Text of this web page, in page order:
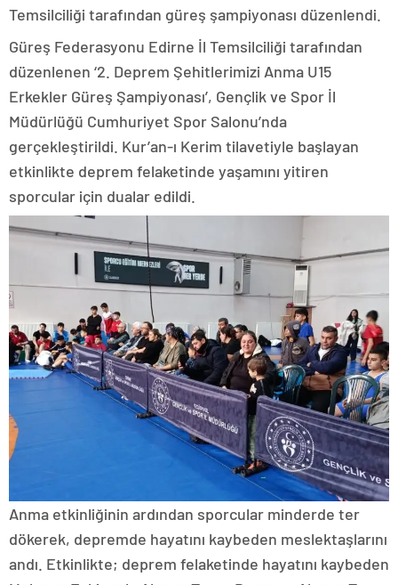
Temsilciliği tarafından güreş şampiyonası düzenlendi.
Güreş Federasyonu Edirne İl Temsilciliği tarafından
düzenlenen ‘2. Deprem Şehitlerimizi Anma U15
Erkekler Güreş Şampiyonası’, Gençlik ve Spor İl
Müdürlüğü Cumhuriyet Spor Salonu’nda
gerçekleştirildi. Kur’an-ı Kerim tilavetiyle başlayan
etkinlikte deprem felaketinde yaşamını yitiren
sporcular için dualar edildi.
Anma etkinliğinin ardından sporcular minderde ter
dökerek, depremde hayatını kaybeden meslektaşlarını
andı. Etkinlikte; deprem felaketinde hayatını kaybeden